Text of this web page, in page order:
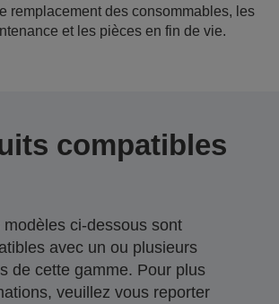
remplacement des consommables, les
et les pièces en fin de vie.
compatibles
modèles ci-dessous sont
avec un ou plusieurs
de cette gamme. Pour plus
veuillez vous reporter